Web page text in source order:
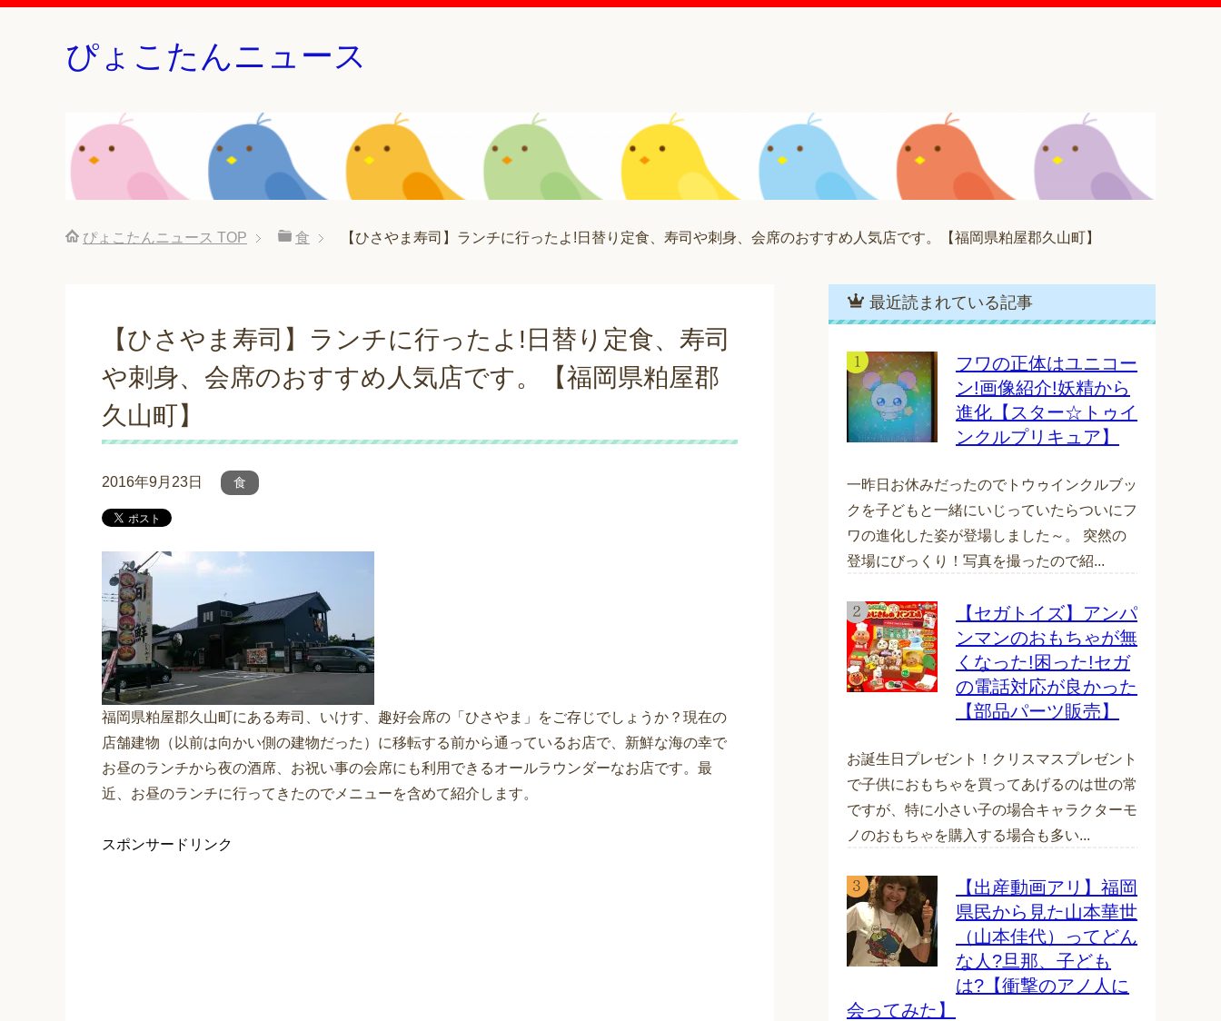
ぴょこたんニュース
ぴょこたんニュース TOP 食 【ひさやま寿司】ランチに行ったよ!日替り定食、寿司や刺身、会席のおすすめ人気店です。【福岡県粕屋郡久山町】
【ひさやま寿司】ランチに行ったよ!日替り定食、寿司
や刺身、会席のおすすめ人気店です。【福岡県粕屋郡
久山町】
2016年9月23日 食
福岡県粕屋郡久山町にある寿司、いけす、趣好会席の「ひさやま」をご存じでしょうか？現在の
店舗建物（以前は向かい側の建物だった）に移転する前から通っているお店で、新鮮な海の幸で
お昼のランチから夜の酒席、お祝い事の会席にも利用できるオールラウンダーなお店です。最
近、お昼のランチに行ってきたのでメニューを含めて紹介します。
スポンサードリンク
最近読まれている記事
フワの正体はユニコー
ン!画像紹介!妖精から
進化【スター☆トゥイ
ンクルプリキュア】
一昨日お休みだったのでトウゥインクルブッ
クを子どもと一緒にいじっていたらついにフ
ワの進化した姿が登場しました～。 突然の
登場にびっくり！写真を撮ったので紹...
【セガトイズ】アンパ
ンマンのおもちゃが無
くなった!困った!セガ
の電話対応が良かった
【部品パーツ販売】
お誕生日プレゼント！クリスマスプレゼント
で子供におもちゃを買ってあげるのは世の常
ですが、特に小さい子の場合キャラクターモ
ノのおもちゃを購入する場合も多い...
【出産動画アリ】福岡
県民から見た山本華世
（山本佳代）ってどん
な人?旦那、子ども
は?【衝撃のアノ人に
会ってみた】